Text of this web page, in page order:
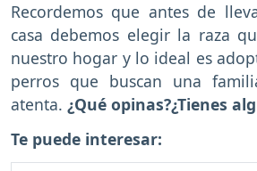
Recordemos que antes de
casa debemos elegir la raza
nuestro hogar y lo ideal es
perros que buscan una
atenta. ¿Qué opinas?¿Tienes
Te puede interesar: